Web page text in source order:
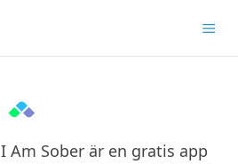
I Am Sober är en gratis app